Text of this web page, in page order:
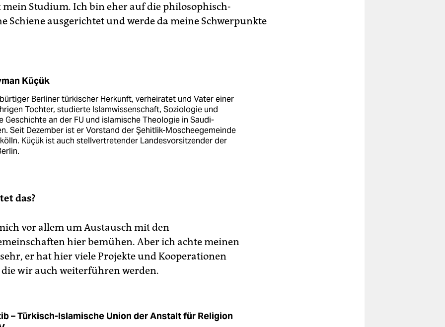
mein Studium. Ich bin eher auf die philosophisch-
Schiene ausgerichtet und werde da meine Schwerpunkte
Küçük
Berliner türkischer Herkunft, verheiratet und Vater einer
Tochter, studierte Islamwissenschaft, Soziologie und
Geschichte an der FU und islamische Theologie in Saudi-
Seit Dezember ist er Vorstand der Şehitlik-Moscheegemeinde
Küçük ist auch stell­vertretender Landesvorsitzender der
das?
vor allem um Austausch mit den
hier bemühen. Aber ich achte meinen
er hat hier viele Projekte und Kooperationen
wir auch weiterführen werden.
– Türkisch-Islamische Union der Anstalt für Religion